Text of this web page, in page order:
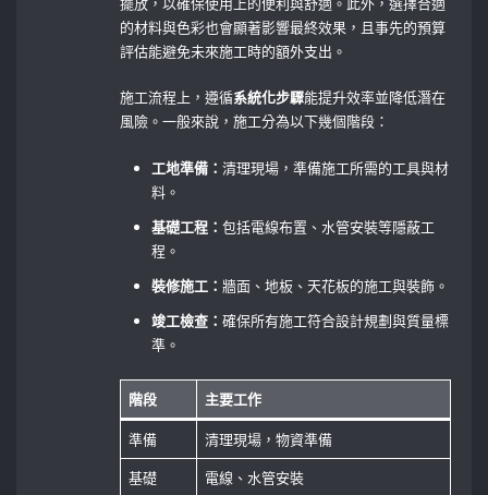
的材料與色彩也會顯著影響最終效果，且事先的預算
評估能避免未來施工時的額外支出。
施工流程上，遵循系統化步驟能提升效率並降低潛在
風險。一般來說，施工分為以下幾個階段：
工地準備：清理現場，準備施工所需的工具與材
料。
基礎工程：包括電線布置、水管安裝等隱蔽工
程。
裝修施工：牆面、地板、天花板的施工與裝飾。
竣工檢查：確保所有施工符合設計規劃與質量標
準。
階段 主要工作
準備
清理現場，物資準備
基礎
電線、水管安裝